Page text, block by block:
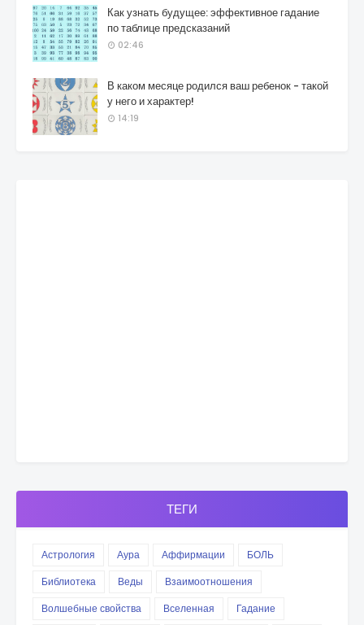
Как узнать будущее: эффективное гадание
по таблице предсказаний
02:46
В каком месяце родился ваш ребенок - такой
у него и характер!
14:19
ТЕГИ
Астрология Аура Аффирмации
БОЛЬ
Библиотека
Веды
Взаимоотношения
Волшебные свойства
Вселенная
Гадание